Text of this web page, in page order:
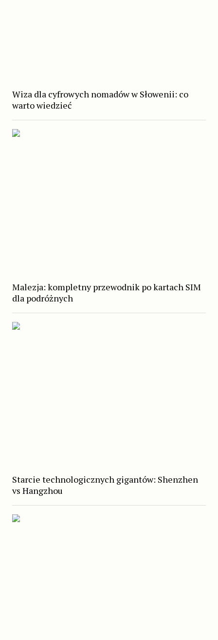
Wiza dla cyfrowych nomadów w Słowenii: co
warto wiedzieć
Malezja: kompletny przewodnik po kartach SIM
dla podróżnych
Starcie technologicznych gigantów: Shenzhen
vs Hangzhou